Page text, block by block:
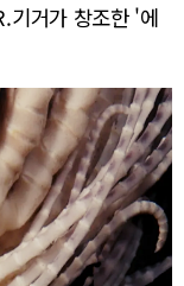
기거가 창조한 '에